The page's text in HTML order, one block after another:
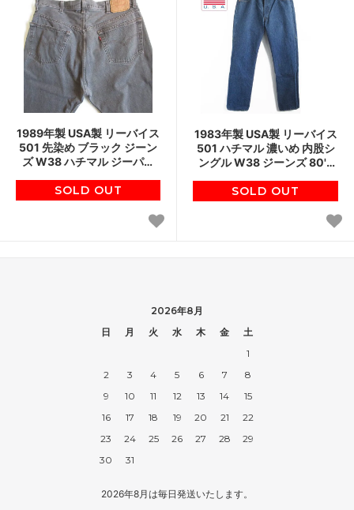
1989年製 USA製 リーバイス
501 先染め ブラック ジーン
ズ W38 ハチマル ジーパン
D145
SOLD OUT
1983年製 USA製 リーバイス
501 ハチマル 濃いめ 内股シ
ングル W38 ジーンズ 80's
製 ビンテージ D145
SOLD OUT
2026年8月
日
月 火 水 木 金
土
1
2
3 4 5 6 7
8
9
10 11 12 13 14
15
16
17 18 19 20 21
22
23
24 25 26 27 28
29
30
31
2026年8月は毎日発送いたします。